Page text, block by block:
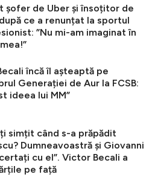
șofer de Uber și însoțitor de
ce a renunțat la sportul
”Nu mi-am imaginat în
încă îl așteaptă pe
Generației de Aur la FCSB:
ideea lui MM”
simțit când s-a prăpădit
Dumneavoastră și Giovanni
cu el”. Victor Becali a
pe față